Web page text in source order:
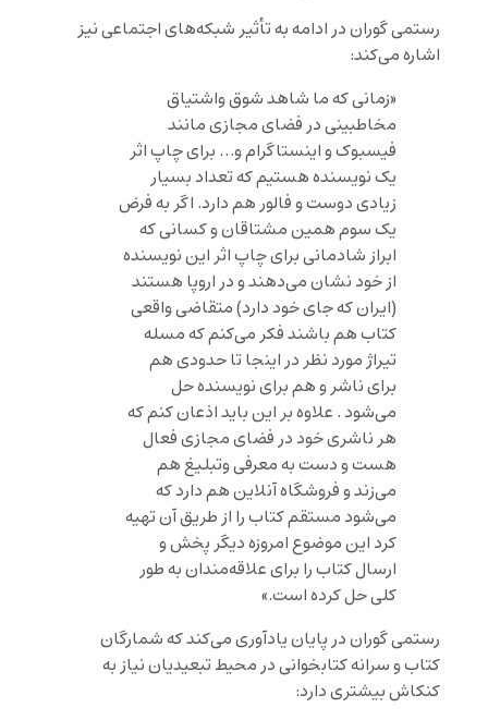
رستمی گوران در ادامه به تأثیر شبکه‌های اجتماعی نیز
اشاره می‌کند:
«زمانی که ما شاهد شوق واشتیاق
مخاطبینی در فضای مجازی مانند
فیسبوک و اینستاگرام و… برای چاپ اثر
یک نویسنده هستیم که تعداد بسیار
زیادی دوست و فالور هم دارد. اگر به فرض
یک سوم همین مشتاقان و کسانی که
ابراز شادمانی برای چاپ اثر این نویسنده
از خود نشان می‌دهند و در اروپا هستند
(ایران که جای خود دارد) متقاضی واقعی
کتاب هم باشند فکر می‌کنم که مسله
تیراژ مورد نظر در اینجا تا حدودی هم
برای ناشر و هم برای نویسنده حل
می‌شود . علاوه بر این باید اذعان کنم که
هر ناشری خود در فضای مجازی فعال
هست و دست به معرفی وتبلیغ هم
می‌زند و فروشگاه آنلاین هم دارد که
می‌شود مستقم کتاب را از طریق آن تهیه
کرد این موضوع امروزه دیگر پخش و
ارسال کتاب را برای علاقه‌مندان به طور
کلی حل کرده است.»
رستمی گوران در پایان یادآوری می‌کند که شمارگان
کتاب و سرانه کتابخوانی در محیط تبعیدیان نیاز به
کنکاش بیشتری دارد: